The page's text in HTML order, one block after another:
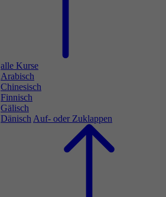
alle Kurse
Arabisch
Chinesisch
Finnisch
Gälisch
Dänisch Auf- oder Zuklappen